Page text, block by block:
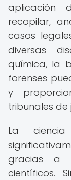
aplicación
recopilar,
casos
diversas
química, la
forenses
y
tribunales de
La
gracias a
científicos.